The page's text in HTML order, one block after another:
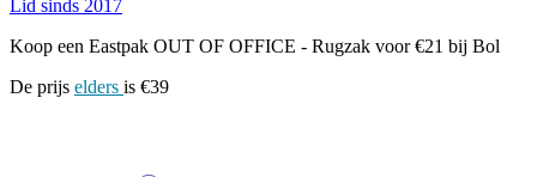
Lid sinds 2017
Koop een Eastpak OUT OF OFFICE - Rugzak voor €21 bij Bol
De prijs elders is €39